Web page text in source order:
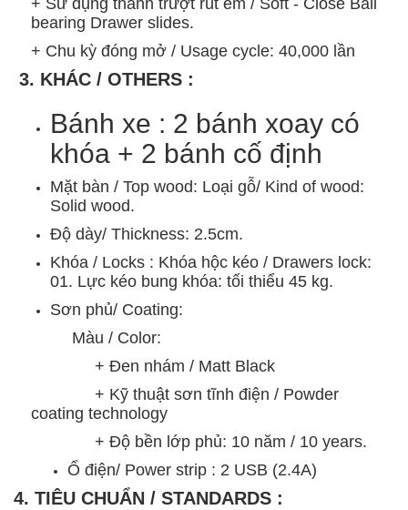
+ Sử dụng thanh trượt rút êm / Soft - Close Ball
bearing Drawer slides.
+ Chu kỳ đóng mở / Usage cycle: 40,000 lần
3. KHÁC / OTHERS :
Bánh xe : 2 bánh xoay có
khóa + 2 bánh cố định
Mặt bàn / Top wood: Loại gỗ/ Kind of wood:
Solid wood.
Độ dày/ Thickness: 2.5cm.
Khóa / Locks : Khóa hộc kéo / Drawers lock:
01. Lực kéo bung khóa: tối thiểu 45 kg.
Sơn phủ/ Coating:
Màu / Color:
+ Đen nhám / Matt Black
+ Kỹ thuật sơn tĩnh điện / Powder
coating technology
+ Độ bền lớp phủ: 10 năm / 10 years.
Ổ điện/ Power strip : 2 USB (2.4A)
4. TIÊU CHUẨN / STANDARDS :